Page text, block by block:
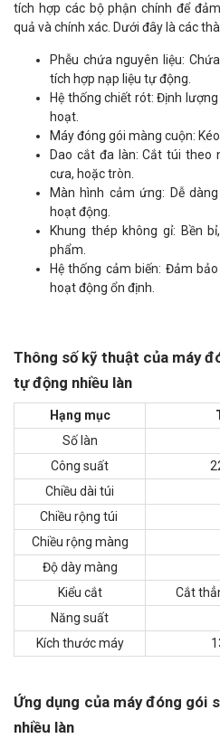
tích hợp các bộ phận chính để
quả và chính xác. Dưới đây là các
Phễu chứa nguyên liệu:
tích hợp nạp liệu tự động.
Hệ thống chiết rót: Định
hoạt.
Máy đóng gói màng cuộn:
Dao cắt đa làn: Cắt túi theo
cưa, hoặc tròn.
Màn hình cảm ứng: Dễ
hoạt động.
Khung thép không gỉ: Bền
phẩm.
Hệ thống cảm biến: Đảm
hoạt động ổn định.
Thông số kỹ thuật của máy
tự động nhiều làn
Hạng mục
Số làn
Công suất
Chiều dài túi
Chiều rộng túi
Chiều rộng màng
Độ dày màng
Kiểu cắt
Cắt
Năng suất
Kích thước máy
Ứng dụng của máy đóng gói
nhiều làn